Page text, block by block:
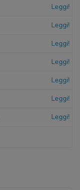
Leggi!
Leggi!
Leggi!
Leggi!
Leggi!
Leggi!
Leggi!